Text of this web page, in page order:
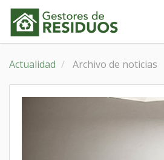
Actualidad
Archivo de noticias